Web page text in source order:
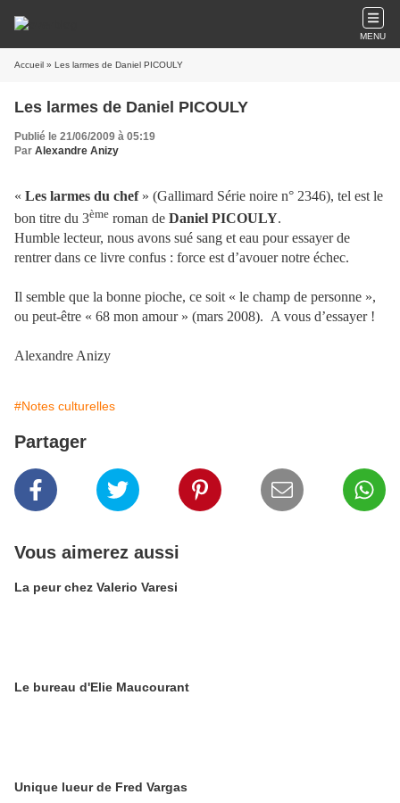
MENU
Accueil » Les larmes de Daniel PICOULY
Les larmes de Daniel PICOULY
Publié le 21/06/2009 à 05:19
Par Alexandre Anizy
« Les larmes du chef» (Gallimard Série noire n° 2346), tel est le
bon titre du 3ème roman de Daniel PICOULY.
Humble lecteur, nous avons sué sang et eau pour essayer de
rentrer dans ce livre confus : force est d’avouer notre échec.
Il semble que la bonne pioche, ce soit « le champ de personne »,
ou peut-être « 68 mon amour » (mars 2008). A vous d’essayer !
Alexandre Anizy
#Notes culturelles
Partager
Vous aimerez aussi
La peur chez Valerio Varesi
Le bureau d'Elie Maucourant
Unique lueur de Fred Vargas